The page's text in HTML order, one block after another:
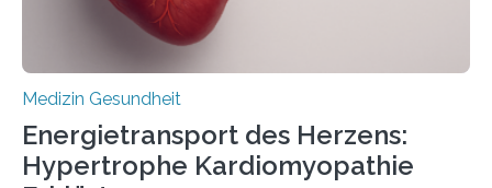
Medizin Gesundheit
Energietransport des Herzens:
Hypertrophe Kardiomyopathie